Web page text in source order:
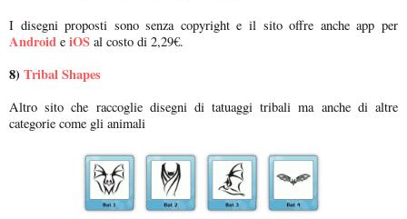
I disegni proposti sono senza copyright e il sito offre anche app per
Android e iOS al costo di 2,29€.
8)Tribal Shapes
Altro sito che raccoglie disegni di tatuaggi tribali ma anche di altre
categorie come gli animali